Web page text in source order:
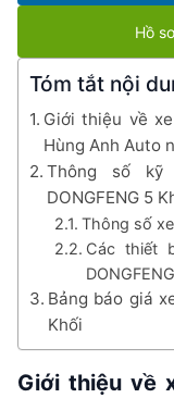
Hồ
Tóm tắt nội
Giới thiệu về
Hùng Anh Auto
Thông số kỹ
DONGFENG 5
Thông số
Các thiết
DONGFENG
Bảng báo giá
Khối
Giới thiệu về